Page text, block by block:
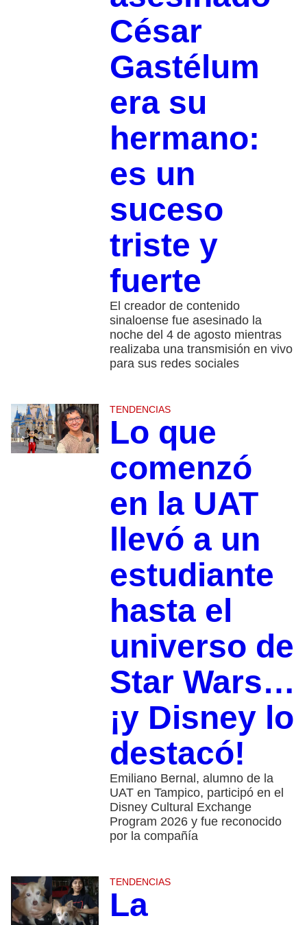
César
Gastélum
era su
hermano:
es un
suceso
triste y
fuerte
El creador de contenido
sinaloense fue asesinado la
noche del 4 de agosto mientras
realizaba una transmisión en vivo
para sus redes sociales
TENDENCIAS
Lo que
comenzó
en la UAT
llevó a un
estudiante
hasta el
universo de
Star Wars…
¡y Disney lo
destacó!
Emiliano Bernal, alumno de la
UAT en Tampico, participó en el
Disney Cultural Exchange
Program 2026 y fue reconocido
por la compañía
TENDENCIAS
La